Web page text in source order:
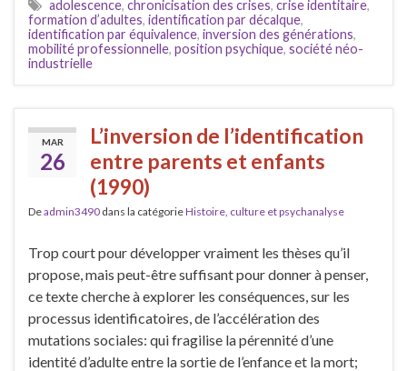
adolescence, chronicisation des crises, crise identitaire,
formation d’adultes, identification par décalque,
identification par équivalence, inversion des générations,
mobilité professionnelle, position psychique, société néo-
industrielle
MAR
26
L’inversion de l’identification
entre parents et enfants
(1990)
Deadmin3490 dans la catégorieHistoire, culture et psychanalyse
Trop court pour développer vraiment les thèses qu’il
propose, mais peut-être suffisant pour donner à penser,
ce texte cherche à explorer les conséquences, sur les
processus identificatoires, de l’accélération des
mutations sociales: qui fragilise la pérennité d’une
identité d’adulte entre la sortie de l’enfance et la mort;